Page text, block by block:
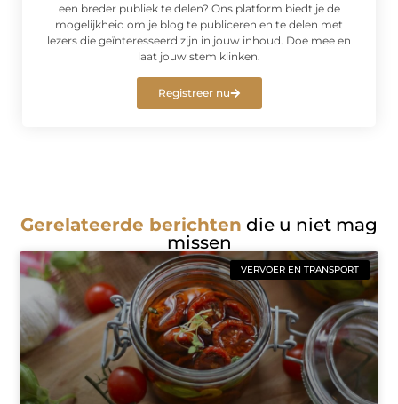
een breder publiek te delen? Ons platform biedt je de
mogelijkheid om je blog te publiceren en te delen met
lezers die geïnteresseerd zijn in jouw inhoud. Doe mee en
laat jouw stem klinken.
Registreer nu
Gerelateerde berichten die u niet mag
missen
VERVOER EN TRANSPORT